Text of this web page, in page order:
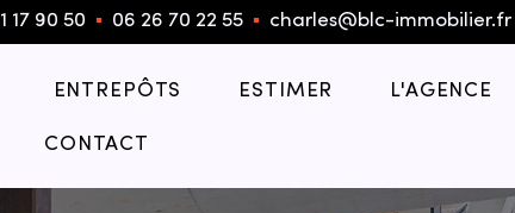
17 90 50 ▪︎ 06 26 70 22 55 ▪︎ charles@blc-immobilier.fr
ENTREPÔTS ESTIMER L'AGENCE
CONTACT